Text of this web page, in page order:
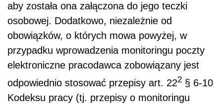
aby została ona załączona do jego teczki
osobowej. Dodatkowo, niezależnie od
obowiązków, o których mowa powyżej, w
przypadku wprowadzenia monitoringu poczty
elektroniczne pracodawca zobowiązany jest
odpowiednio stosować przepisy art. 222 § 6-10
Kodeksu pracy (tj. przepisy o monitoringu